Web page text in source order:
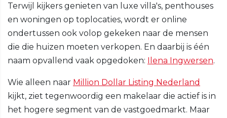
Terwijl kijkers genieten van luxe villa's, penthouses
en woningen op toplocaties, wordt er online
ondertussen ook volop gekeken naar de mensen
die die huizen moeten verkopen. En daarbij is één
naam opvallend vaak opgedoken: Ilena Ingwersen.
Wie alleen naar Million Dollar Listing Nederland
kijkt, ziet tegenwoordig een makelaar die actief is in
het hogere segment van de vastgoedmarkt. Maar